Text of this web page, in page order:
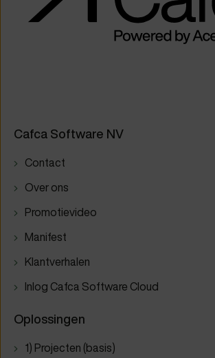
Cafca Software NV
Contact
Over ons
Promotievideo
Manifest
Klantverhalen
Inlog Cafca Software Cloud
Oplossingen
1) Projecten (basis)